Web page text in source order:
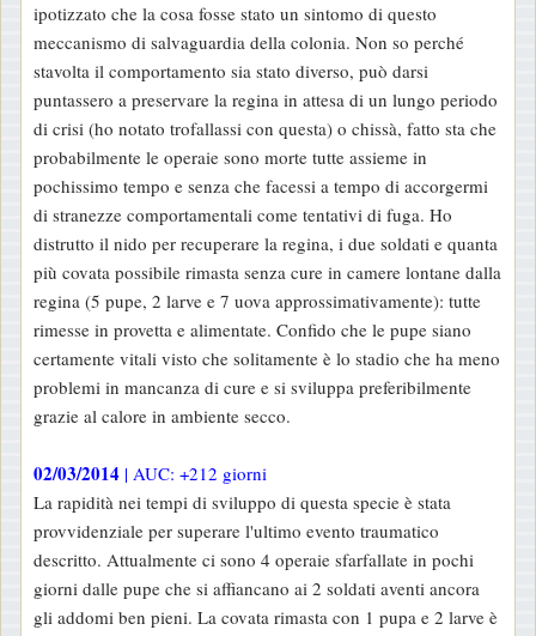
ipotizzato che la cosa fosse stato un sintomo di questo
meccanismo di salvaguardia della colonia. Non so perché
stavolta il comportamento sia stato diverso, può darsi
puntassero a preservare la regina in attesa di un lungo periodo
di crisi (ho notato trofallassi con questa) o chissà, fatto sta che
probabilmente le operaie sono morte tutte assieme in
pochissimo tempo e senza che facessi a tempo di accorgermi
di stranezze comportamentali come tentativi di fuga. Ho
distrutto il nido per recuperare la regina, i due soldati e quanta
più covata possibile rimasta senza cure in camere lontane dalla
regina (5 pupe, 2 larve e 7 uova approssimativamente): tutte
rimesse in provetta e alimentate. Confido che le pupe siano
certamente vitali visto che solitamente è lo stadio che ha meno
problemi in mancanza di cure e si sviluppa preferibilmente
grazie al calore in ambiente secco.
02/03/2014 | AUC: +212 giorni
La rapidità nei tempi di sviluppo di questa specie è stata
provvidenziale per superare l'ultimo evento traumatico
descritto. Attualmente ci sono 4 operaie sfarfallate in pochi
giorni dalle pupe che si affiancano ai 2 soldati aventi ancora
gli addomi ben pieni. La covata rimasta con 1 pupa e 2 larve è